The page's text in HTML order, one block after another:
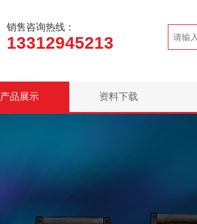
销售咨询热线：
13312945213
产品展示 资料下载